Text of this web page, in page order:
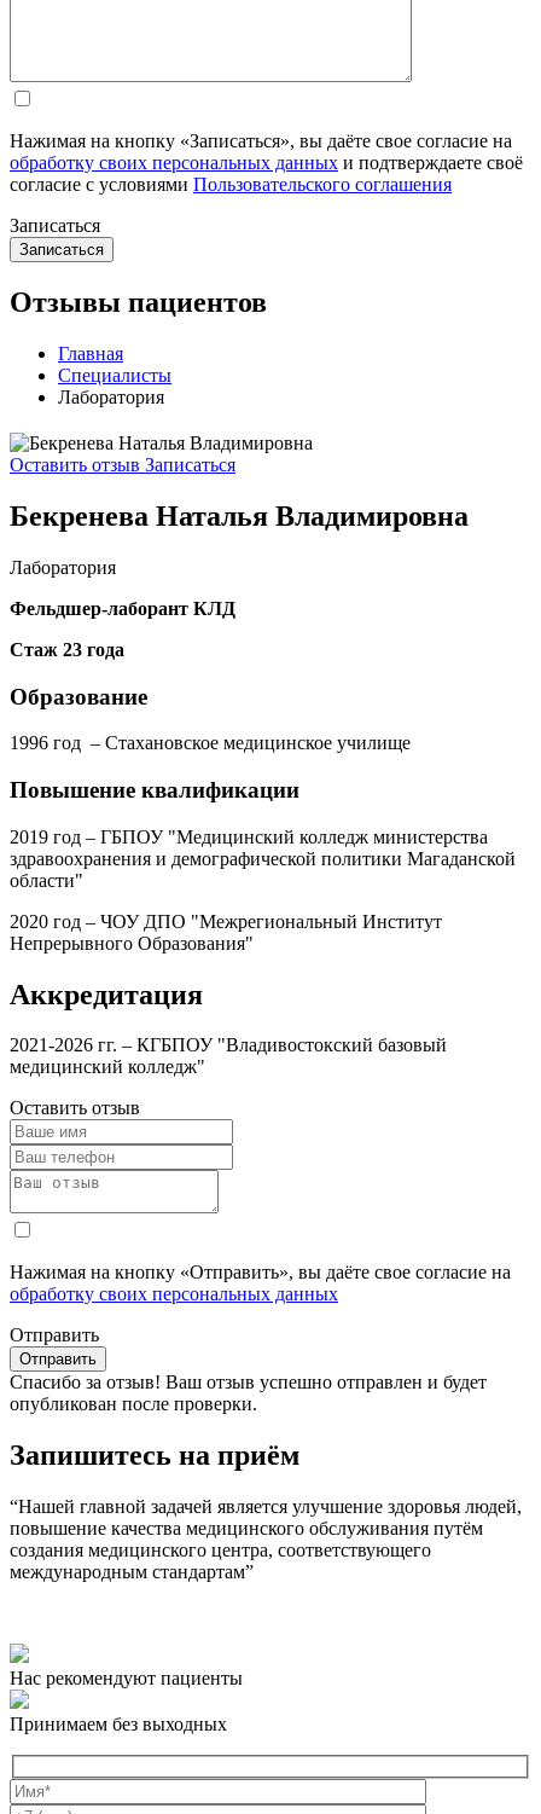
Нажимая на кнопку «Записаться», вы даёте свое согласие на
обработку своих персональных данных и подтверждаете своё
согласие с условиями Пользовательского соглашения
Записаться
Отзывы пациентов
Главная
Специалисты
Лаборатория
Оставить отзыв Записаться
Бекренева Наталья Владимировна
Лаборатория
Фельдшер-лаборант КЛД
Стаж 23 года
Образование
1996 год – Стахановское медицинское училище
Повышение квалификации
2019 год – ГБПОУ "Медицинский колледж министерства
здравоохранения и демографической политики Магаданской
области"
2020 год – ЧОУ ДПО "Межрегиональный Институт
Непрерывного Образования"
Аккредитация
2021-2026 гг. – КГБПОУ "Владивостокский базовый
медицинский колледж"
Оставить отзыв
Нажимая на кнопку «Отправить», вы даёте свое согласие на
обработку своих персональных данных
Отправить
Спасибо за отзыв! Ваш отзыв успешно отправлен и будет
опубликован после проверки.
Запишитесь на приём
“Нашей главной задачей является улучшение здоровья людей,
повышение качества медицинского обслуживания путём
создания медицинского центра, соответствующего
международным стандартам”
Нас рекомендуют пациенты
Принимаем без выходных